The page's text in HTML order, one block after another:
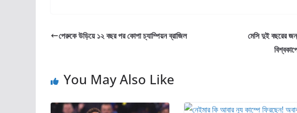
পেরুকে উড়িয়ে ১২ বছর পর কোপা চ্যাম্পিয়ন ব্রাজিল
মেসি দুই বছরের
You May Also Like